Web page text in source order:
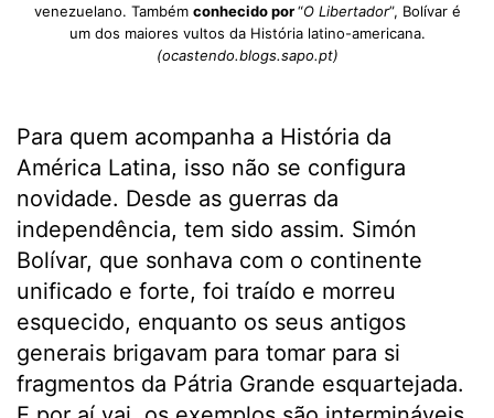
venezuelano. Também conhecido por“O Libertador”, Bolívar é
um dos maiores vultos da História latino-americana.
(ocastendo.blogs.sapo.pt)
Para quem acompanha a História da
América Latina, isso não se configura
novidade. Desde as guerras da
independência, tem sido assim. Simón
Bolívar, que sonhava com o continente
unificado e forte, foi traído e morreu
esquecido, enquanto os seus antigos
generais brigavam para tomar para si
fragmentos da Pátria Grande esquartejada.